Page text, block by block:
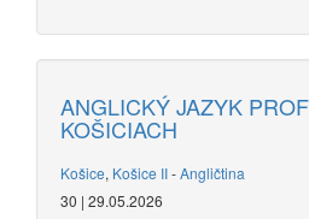
ANGLICKÝ JAZYK
KOŠICIACH
Košice, Košice II-Angličtina
30 | 29.05.2026